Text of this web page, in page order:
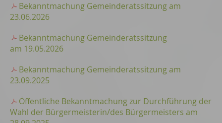
Bekanntmachung Gemeinderatssitzung am
23.06.2026
Bekanntmachung Gemeinderatssitzung
am 19.05.2026
Bekanntmachung Gemeinderatssitzung am
23.09.2025
Öffentliche Bekanntmachung zur Durchführung der
Wahl der Bürgermeisterin/des Bürgermeisters am